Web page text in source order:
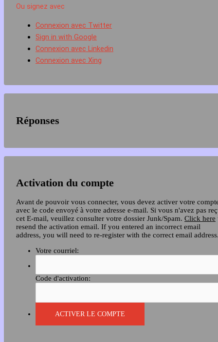
Ou signez avec
Connexion avec Twitter
Sign in with Google
Connexion avec Linkedin
Connexion avec Xing
Réponses
Activation du compte
Avant de pouvoir vous connecter, vous devez activer votre
avec le code envoyé à votre adresse e-mail. Si vous n'avez pas
cet E-mail, veuillez consulter votre dossier Junk/Spam. Click here
resend the activation email. If you entered an incorrect email
address, you will need to re-register with the correct email
Votre courriel:
Code d'activation: